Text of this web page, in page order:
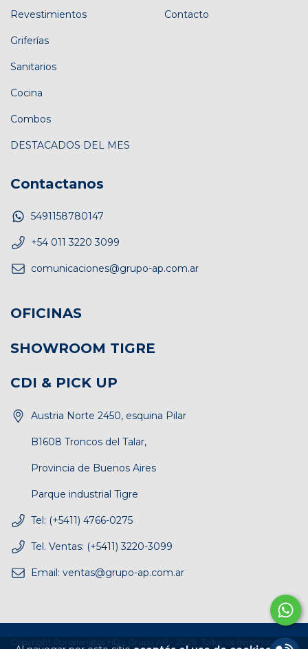
Revestimientos
Griferías
Sanitarios
Cocina
Combos
DESTACADOS DEL MES
Contacto
Contactanos
5491158780147
+54 011 3220 3099
comunicaciones@grupo-ap.com.ar
OFICINAS
SHOWROOM TIGRE
CDI & PICK UP
Austria Norte 2450, esquina Pilar
B1608 Troncos del Talar,
Provincia de Buenos Aires
Parque industrial Tigre
Tel: (+5411) 4766-0275
Tel. Ventas: (+5411) 3220-3099
Email: ventas@grupo-ap.com.ar
Copyright Porcelanatos HD - Grupo AP - 2026. Todos los derechos